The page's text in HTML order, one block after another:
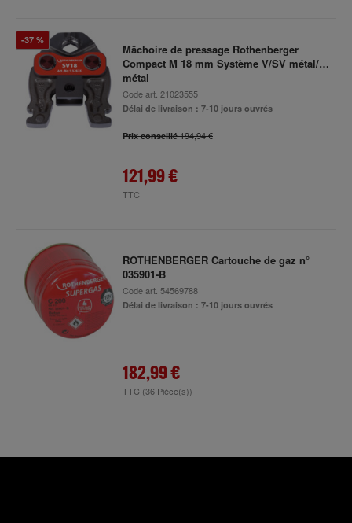
-37 %
Mâchoire de pressage Rothenberger
Compact M 18 mm Système V/SV métal/NE-
métal
Code art. 21023555
Délai de livraison : 7-10 jours ouvrés
Prix conseillé194,94 €
121,99 €
TTC
ROTHENBERGER Cartouche de gaz n°
035901-B
Code art. 54569788
Délai de livraison : 7-10 jours ouvrés
182,99 €
TTC (36 Pièce(s))